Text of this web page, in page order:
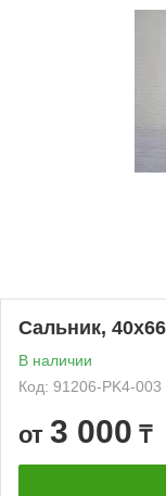
Сальник,
В наличии
Код: 91206-PK4-003
от 3 000 ₸